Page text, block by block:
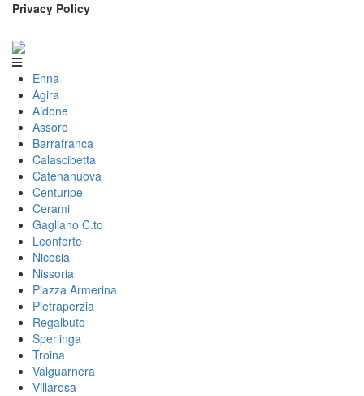
Privacy Policy
Enna
Agira
Aidone
Assoro
Barrafranca
Calascibetta
Catenanuova
Centuripe
Cerami
Gagliano C.to
Leonforte
Nicosia
Nissoria
Piazza Armerina
Pietraperzia
Regalbuto
Sperlinga
Troina
Valguarnera
Villarosa